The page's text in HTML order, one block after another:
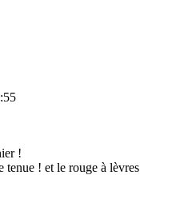
!
tenue ! et le rouge à lèvres